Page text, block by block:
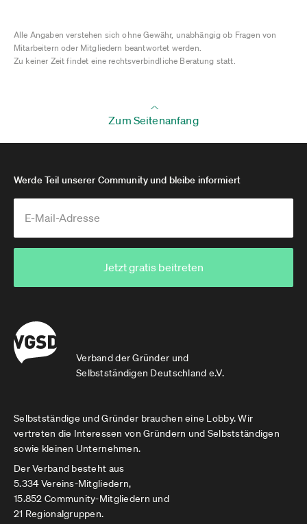
Alle Angaben verstehen sich ohne Gewähr, unabhängig ob Fragen von
Mitarbeitern oder Mitgliedern beantwortet werden.
Zu keiner Zeit findet eine rechtsverbindliche Beratung statt.
Zum Seitenanfang
Verband der Gründer und
Selbstständigen Deutschland e.V.
Werde Teil unserer Community und bleibe informiert
Jetzt gratis beitreten
Selbstständige und Gründer brauchen eine Lobby. Wir
vertreten die Interessen von Gründern und Selbstständigen
sowie kleinen Unternehmen.
Der Verband besteht aus
5.334 Vereins-Mitgliedern,
15.852 Community-Mitgliedern und
21 Regionalgruppen.